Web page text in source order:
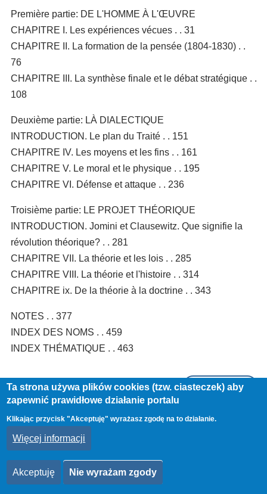
Première partie: DE L'HOMME À L'ŒUVRE
CHAPITRE I. Les expériences vécues . . 31
CHAPITRE II. La formation de la pensée (1804-1830) . .
76
CHAPITRE III. La synthèse finale et le débat stratégique . .
108
Deuxième partie: LÀ DIALECTIQUE
INTRODUCTION. Le plan du Traité . . 151
CHAPITRE IV. Les moyens et les fins . . 161
CHAPITRE V. Le moral et le physique . . 195
CHAPITRE VI. Défense et attaque . . 236
Troisième partie: LE PROJET THÉORIQUE
INTRODUCTION. Jomini et Clausewitz. Que signifie la
révolution théorique? . . 281
CHAPITRE VII. La théorie et les lois . . 285
CHAPITRE VIII. La théorie et l'histoire . . 314
CHAPITRE ix. De la théorie à la doctrine . . 343
NOTES . . 377
INDEX DES NOMS . . 459
INDEX THÉMATIQUE . . 463
Czytaj więcej
Obrazy
Ta strona używa plików cookies (tzw. ciasteczek) aby
zapewnić prawidłowe działanie portalu
Klikając przycisk "Akceptuję" wyrażasz zgodę na to działanie.
Więcej informacji
Akceptuję Nie wyrażam zgody